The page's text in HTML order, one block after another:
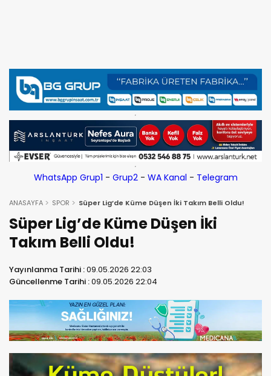
WhatsApp Grup1 - Grup2- WA Kanal - Telegram
ANASAYFA SPOR Süper Lig’de Küme Düşen İki Takım Belli Oldu!
Süper Lig’de Küme Düşen İki
Takım Belli Oldu!
Yayınlanma Tarihi :09.05.2026 22:03
Güncellenme Tarihi :09.05.2026 22:04